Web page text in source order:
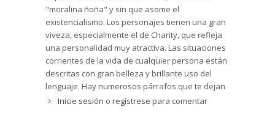
"moralina ñoña" y sin que asome el
existencialismo. Los personajes tienen una gran
viveza, especialmente el de Charity, que refleja
una personalidad muy atractiva. Las situaciones
corrientes de la vida de cualquier persona están
descritas con gran belleza y brillante uso del
lenguaje. Hay numerosos párrafos que te dejan
pensativo, y te sugieren muchas ideas. Leerlo es
Inicie sesión o regístrese para comentar